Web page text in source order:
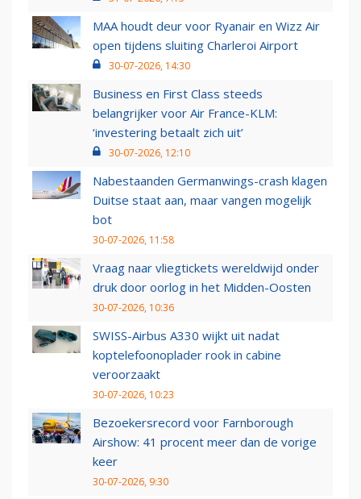
MAA houdt deur voor Ryanair en Wizz Air
open tijdens sluiting Charleroi Airport
30-07-2026, 14:30
Business en First Class steeds
belangrijker voor Air France-KLM:
‘investering betaalt zich uit’
30-07-2026, 12:10
Nabestaanden Germanwings-crash klagen
Duitse staat aan, maar vangen mogelijk
bot
30-07-2026, 11:58
Vraag naar vliegtickets wereldwijd onder
druk door oorlog in het Midden-Oosten
30-07-2026, 10:36
SWISS-Airbus A330 wijkt uit nadat
koptelefoonoplader rook in cabine
veroorzaakt
30-07-2026, 10:23
Bezoekersrecord voor Farnborough
Airshow: 41 procent meer dan de vorige
keer
30-07-2026, 9:30